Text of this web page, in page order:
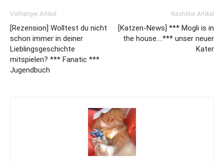
Vorheriger Artikel
[Rezension] Wolltest du nicht
schon immer in deiner
Lieblingsgeschichte
mitspielen? *** Fanatic ***
Jugendbuch
Nächster Artikel
[Katzen-News] *** Mogli is in
the house….*** unser neuer
Kater